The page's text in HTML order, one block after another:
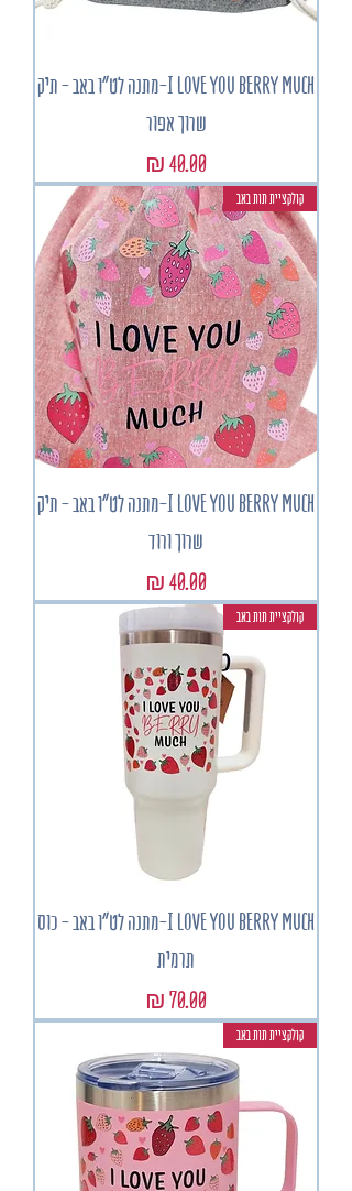
I LOVE YOU BERRY MUCH-מתנה לט"ו באב - תיק
שרוך אפור
מחיר
קולקציית תות באב
I LOVE YOU BERRY MUCH-מתנה לט"ו באב - תיק
שרוך ורוד
מחיר
קולקציית תות באב
I LOVE YOU BERRY MUCH-מתנה לט"ו באב - כוס
תרמית
מחיר
קולקציית תות באב